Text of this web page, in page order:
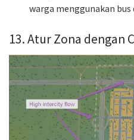
warga menggunakan bus
13. Atur Zona dengan